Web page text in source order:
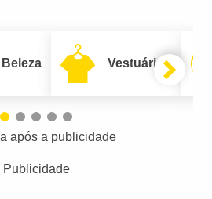
Vestuário
após a publicidade
Publicidade